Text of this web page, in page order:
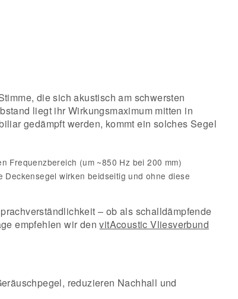
die sich akustisch am schwersten
liegt ihr Wirkungsmaximum mitten in
gedämpft werden, kommt ein solches Segel
Frequenzbereich (um ~850 Hz bei 200 mm)
wirken beidseitig und ohne diese
– ob als schalldämpfende
empfehlen wir denvitAcoustic Vliesverbund
reduzieren Nachhall und